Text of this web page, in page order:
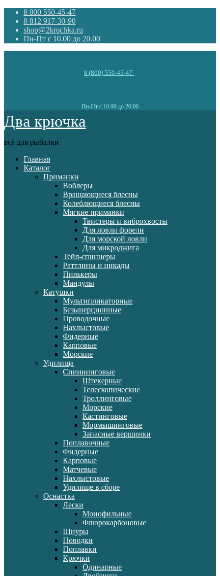
8 800 550-45-47
8 812 917-30-90
shop@2kruchka.ru
Пн-Пт с 10.00 до 20.00
8 (800) 550-45-47
Пн-Пт с 10.00 до 20.00
Два крючка
всё для рыбалки
Главная
Каталог
Приманки
Воблеры
Вращающиеся блесны
Колеблющиеся блесны
Мягкие приманки
Твистеры и виброхвосты
Для ловли форели
Для морской ловли
Для микроджига
Тейл-спиннеры
Раттлины и цикады
Пилькеры
Мандулы
Катушки
Мультипликаторные
Безынерционные
Проводочные
Нахлыстовые
Фидерные
Карповые
Морские
Удилища
Спиннинговые
Штекерные
Телескопические
Троллинговые
Морские
Кастинговые
Мормышинговые
Запасные вершинки
Поплавочные
Фидерные
Карповые
Матчевые
Нахлыстовые
Удилище в сборе
Оснастка
Лески
Монофильные
Флюрокарбоновые
Шнуры
Поводки
Поплавки
Крючки
Одинарные